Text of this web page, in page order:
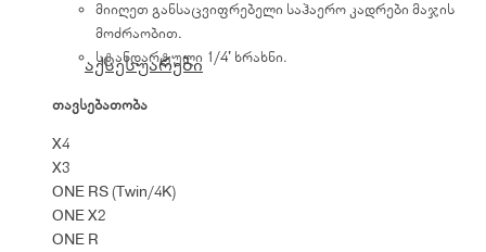
აქსესუარები
მიიღეთ განსაცვიფრებელი საჰაერო კადრები მაჯის
მოძრაობით.
სტანდარტული 1/4' ხრახნი.
თავსებათობა
X4
X3
ONE RS (Twin/4K)
ONE X2
ONE R